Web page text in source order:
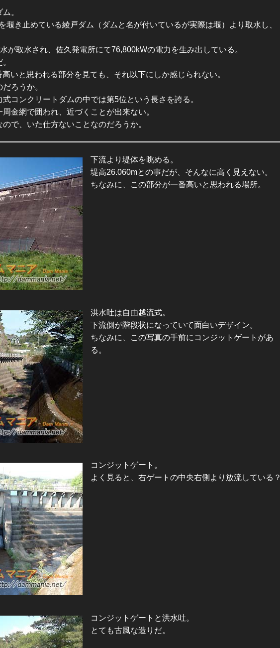
。
堰き止めている綾戸ダム（ダムと名が付いているが実際は堰）より取水し、
が取水され、佐久発電所にて76,800kWの電力を生み出している。
いと思われる部分を見ても、それ以下にしか感じられない。
ろうか。
コンクリートダムの中では第5位という長さを誇る。
金網で囲われ、近づくことが出来ない。
で、いた仕方ないことなのだろうか。
下流より堤体を眺める。
堤高26.060mとの事だが、そんなに高く見えない。
ちなみに、この部分が一番高いと思われる場所。
洪水吐は自由越流式。
下流側が階段状になっていて面白いデザイン。
ちなみに、この写真の手前にコンジットゲートがあ
る。
コンジットゲート。
よく見ると、右ゲートの中央右側より放流している？
コンジットゲートと洪水吐。
とても古風な造りだ。